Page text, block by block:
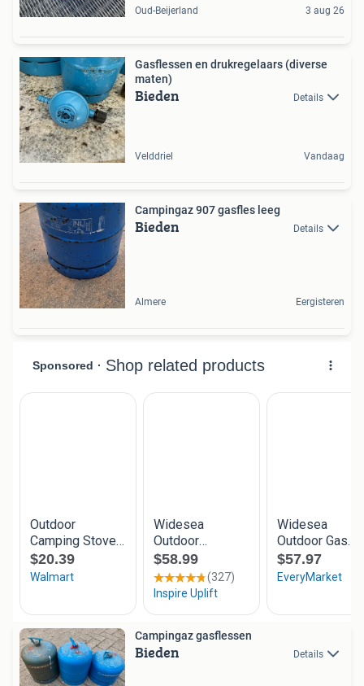
Oud-Beijerland 3 aug 26
Gasflessen en drukregelaars (diverse
maten)
Bieden Details
Velddriel Vandaag
Campingaz 907 gasfles leeg
Bieden Details
Almere Eergisteren
Campingaz gasflessen
Bieden Details